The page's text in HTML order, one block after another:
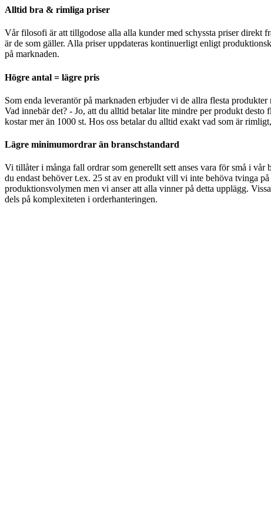
Alltid bra & rimliga priser
Vår filosofi är att tillgodose alla alla kunder med schyssta priser direkt
är de som gäller. Alla priser uppdateras kontinuerligt enligt
på marknaden.
Högre antal = lägre pris
Som enda leverantör på marknaden erbjuder vi de allra flesta
Vad innebär det? - Jo, att du alltid betalar lite mindre per produkt
kostar mer än 1000 st. Hos oss betalar du alltid exakt vad som är
Lägre minimumordrar än branschstandard
Vi tillåter i många fall ordrar som generellt sett anses vara för små i
du endast behöver t.ex. 25 st av en produkt vill vi inte behöva tvinga
produktionsvolymen men vi anser att alla vinner på detta upplägg.
dels på komplexiteten i orderhanteringen.